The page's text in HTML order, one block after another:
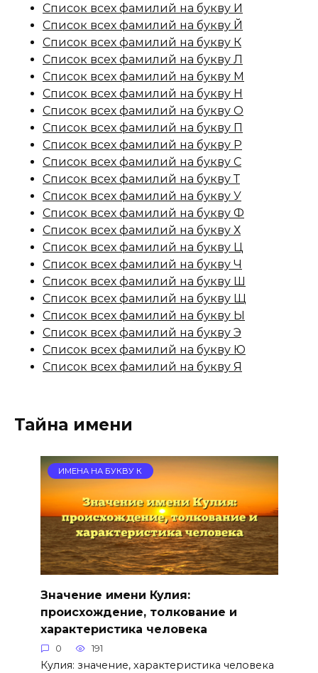
Список всех фамилий на букву И
Список всех фамилий на букву Й
Список всех фамилий на букву К
Список всех фамилий на букву Л
Список всех фамилий на букву М
Список всех фамилий на букву Н
Список всех фамилий на букву О
Список всех фамилий на букву П
Список всех фамилий на букву Р
Список всех фамилий на букву С
Список всех фамилий на букву Т
Список всех фамилий на букву У
Список всех фамилий на букву Ф
Список всех фамилий на букву Х
Список всех фамилий на букву Ц
Список всех фамилий на букву Ч
Список всех фамилий на букву Ш
Список всех фамилий на букву Щ
Список всех фамилий на букву Ы
Список всех фамилий на букву Э
Список всех фамилий на букву Ю
Список всех фамилий на букву Я
Тайна имени
ИМЕНА НА БУКВУ К
Значение имени Кулия:
происхождение, толкование и
характеристика человека
0 191
Кулия: значение, характеристика человека